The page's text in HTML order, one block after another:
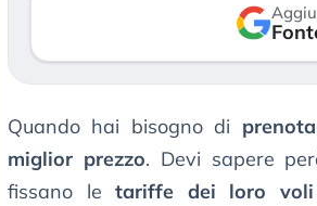
Quando hai bisogno di
miglior prezzo. Devi sapere
fissano letariffe dei loro voli